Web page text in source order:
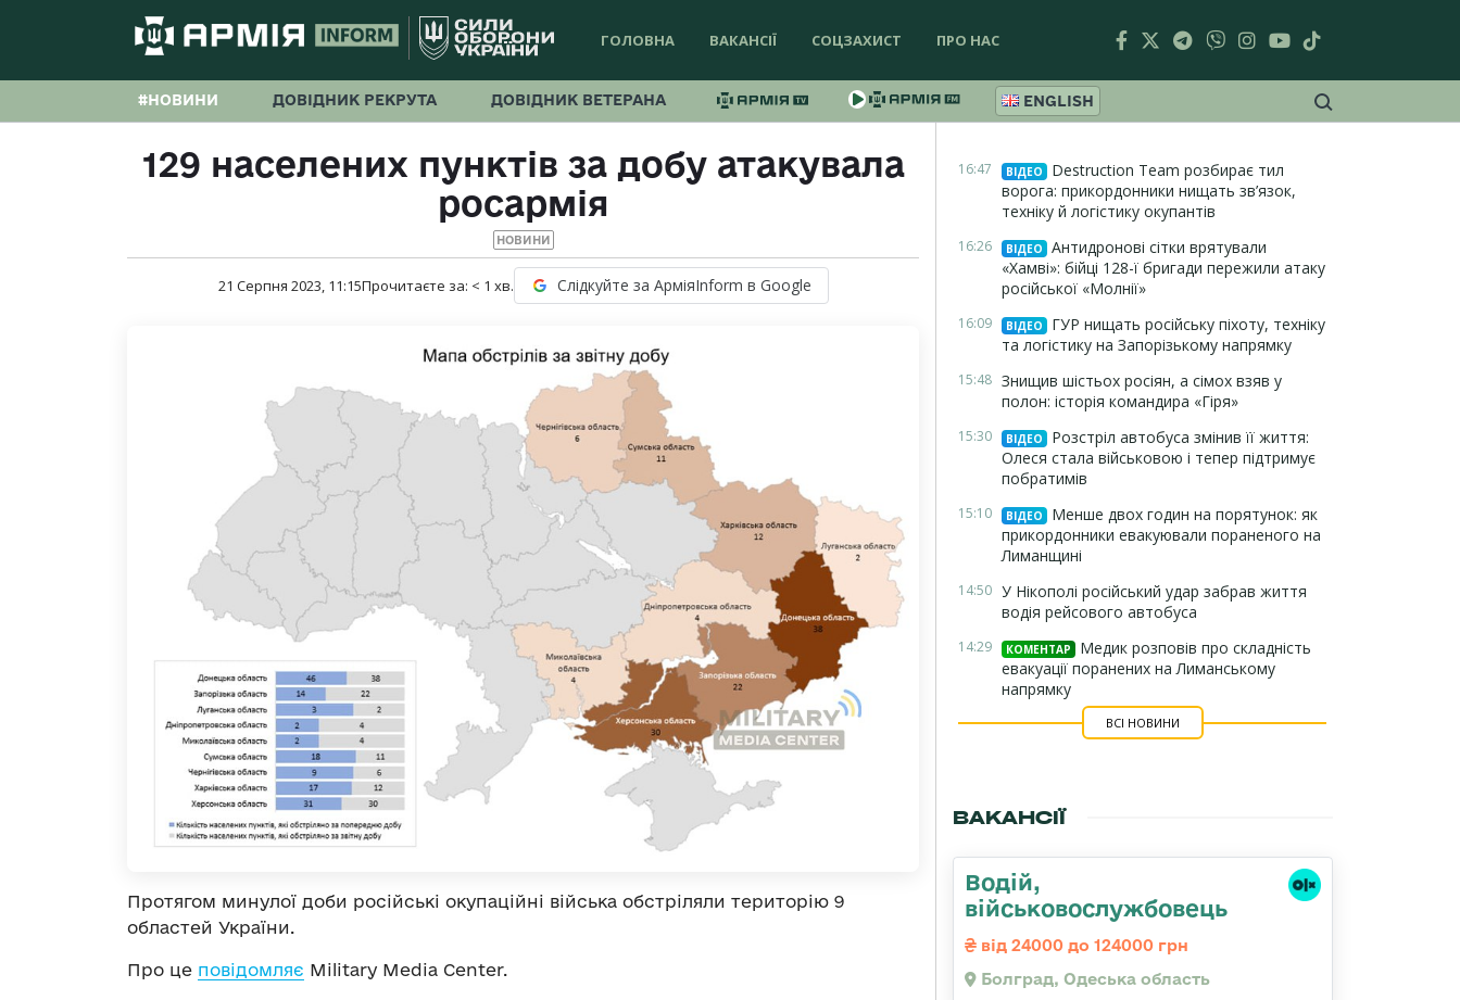
ГОЛОВНА ВАКАНСІЇ СОЦЗАХИСТ ПРО НАС
#НОВИНИ ДОВІДНИК РЕКРУТА ДОВІДНИК ВЕТЕРАНА ENGLISH
129 населених пунктів за добу атакувала
росармія
НОВИНИ
21 Серпня 2023, 11:15Прочитаєте за: < 1 хв. Слідкуйте за АрміяInform в Google
Протягом минулої доби російські окупаційні війська обстріляли територію 9
областей України.
Про це повідомляє Military Media Center.
16:47 ВІДЕО
Destruction Team розбирає тил
ворога: прикордонники нищать зв’язок,
техніку й логістику окупантів
16:26 ВІДЕО
Антидронові сітки врятували
«Хамві»: бійці 128-ї бригади пережили атаку
російської «Молнії»
16:09 ВІДЕО
ГУР нищать російську піхоту, техніку
та логістику на Запорізькому напрямку
15:48 Знищив шістьох росіян, а сімох взяв у
полон: історія командира «Гіря»
15:30 ВІДЕО
Розстріл автобуса змінив її життя:
Олеся стала військовою і тепер підтримує
побратимів
15:10 ВІДЕО
Менше двох годин на порятунок: як
прикордонники евакуювали пораненого на
Лиманщині
14:50 У Нікополі російський удар забрав життя
водія рейсового автобуса
14:29 КОМЕНТАР
Медик розповів про складність
евакуації поранених на Лиманському
напрямку
ВСІ НОВИНИ
ВАКАНСІЇ
Водій,
військовослужбовець
від 24000 до 124000 грн
Болград, Одеська область